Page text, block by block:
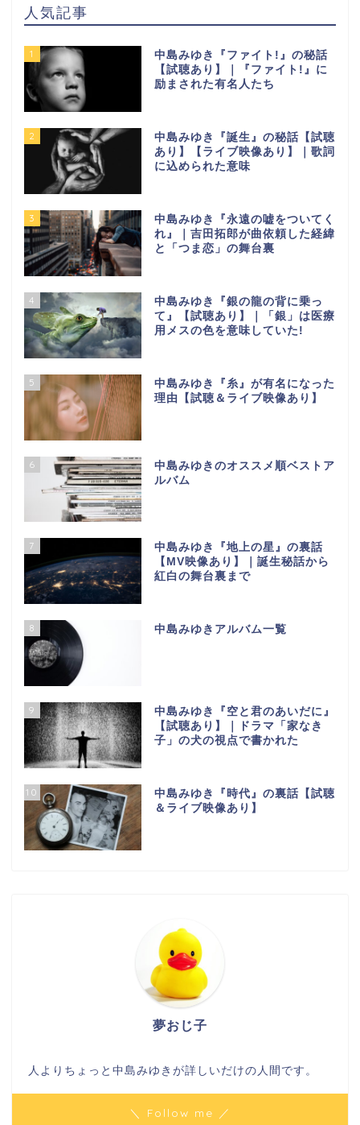
人気記事
1
中島みゆき『ファイト!』の秘話
【試聴あり】｜『ファイト!』に
励まされた有名人たち
2
中島みゆき『誕生』の秘話【試聴
あり】【ライブ映像あり】｜歌詞
に込められた意味
3
中島みゆき『永遠の嘘をついてく
れ』｜吉田拓郎が曲依頼した経緯
と「つま恋」の舞台裏
4
中島みゆき『銀の龍の背に乗っ
て』【試聴あり】｜「銀」は医療
用メスの色を意味していた!
5
中島みゆき『糸』が有名になった
理由【試聴＆ライブ映像あり】
6
中島みゆきのオススメ順ベストア
ルバム
7
中島みゆき『地上の星』の裏話
【МV映像あり】｜誕生秘話から
紅白の舞台裏まで
8 中島みゆきアルバム一覧
9
中島みゆき『空と君のあいだに』
【試聴あり】｜ドラマ「家なき
子」の犬の視点で書かれた
10
中島みゆき『時代』の裏話【試聴
＆ライブ映像あり】
夢おじ子
人よりちょっと中島みゆきが詳しいだけの人間です。
＼ Follow me ／